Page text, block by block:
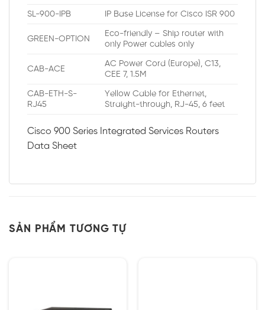
SL-900-IPB IP Base License for Cisco ISR 900
GREEN-OPTION
Eco-friendly – Ship router with
only Power cables only
CAB-ACE
AC Power Cord (Europe), C13,
CEE 7, 1.5M
CAB-ETH-S-
RJ45
Yellow Cable for Ethernet,
Straight-through, RJ-45, 6 feet
Cisco 900 Series Integrated Services Routers
Data Sheet
SẢN PHẨM TƯƠNG TỰ